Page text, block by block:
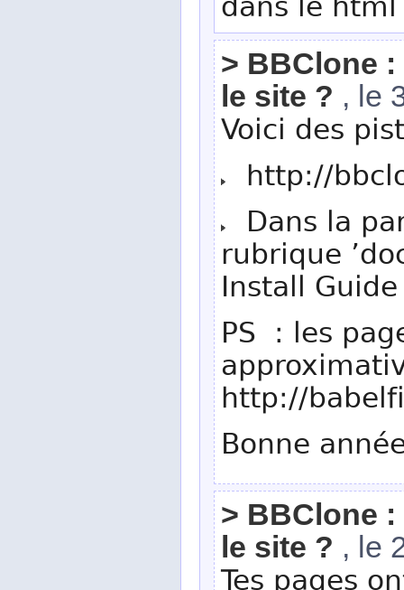
dans le
> BBClone
le site ? , le
Voici des
http://
Dans la
rubrique
Install
PS : les
http://
Bonne
> BBClone
le site ? , le